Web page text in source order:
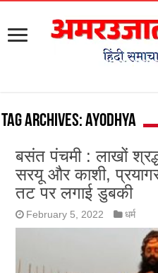
Tag Archives:ayodhya
बसंत पंचमी : लाखों
सरयू और काशी,
तट पर लगाई डुबकी
February 5, 2022 धर्म